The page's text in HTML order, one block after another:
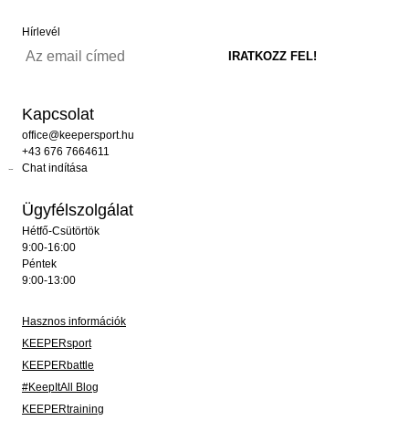
Hírlevél
Kapcsolat
office@keepersport.hu
+43 676 7664611
Chat indítása
Ügyfélszolgálat
Hétfő-Csütörtök
9:00-16:00
Péntek
9:00-13:00
Hasznos információk
KEEPERsport
KEEPERbattle
#KeepItAll Blog
KEEPERtraining